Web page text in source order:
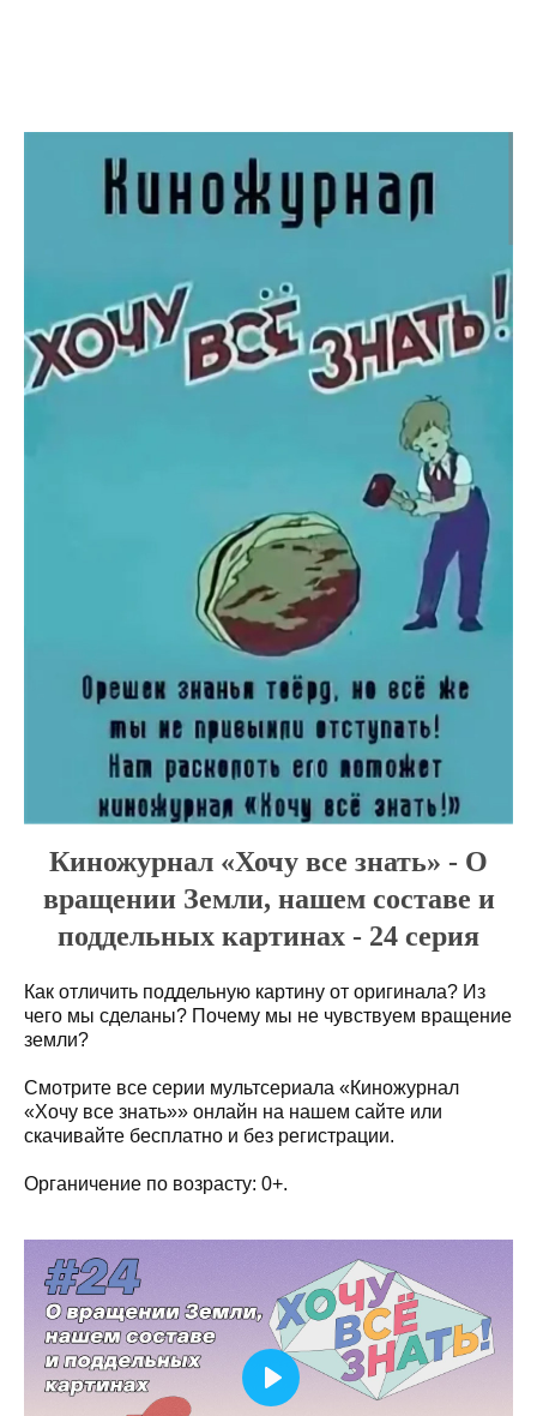
Киножурнал «Хочу все знать» - О
вращении Земли, нашем составе и
поддельных картинах - 24 серия
Как отличить поддельную картину от оригинала? Из
чего мы сделаны? Почему мы не чувствуем вращение
земли?
Смотрите все серии мультсериала «Киножурнал
«Хочу все знать»» онлайн на нашем сайте или
скачивайте бесплатно и без регистрации.
Органичение по возрасту: 0+.
Play